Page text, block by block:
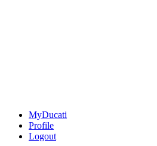
MyDucati
Profile
Logout